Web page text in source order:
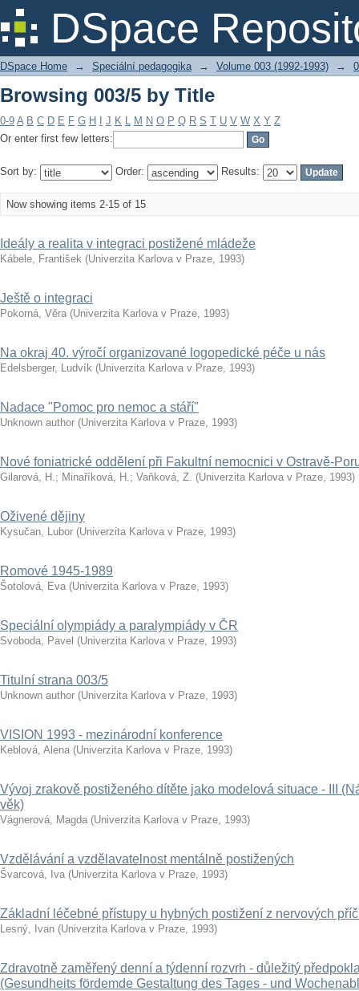
DSpace
Browsing 003/5 by Title
DSpace Home → Speciální pedagogika → Volume 003 (1992-1993) →
Browsing 003/5 by Title
0-9 A B C D E F G H J K L M N O P Q R S T U V W X Y Z
Or enter first few letters:
Sort by: Order: Results:
Now showing items 2-15 of 15
Ideály a realita v integraci postižené mládeže
Kábele, František (Univerzita Karlova v Praze, 1993)
Ještě o integraci
Pokorná, Věra (Univerzita Karlova v Praze, 1993)
Na okraj 40. výročí organizované logopedické péče u nás
Edelsberger, Ludvík (Univerzita Karlova v Praze, 1993)
Nadace "Pomoc pro nemoc a stáří"
Unknown author (Univerzita Karlova v Praze, 1993)
Nové foniatrické oddělení při Fakultní nemocnici v Ostravě-
Gilarová, H.; Minaříková, H.; Vaňková, Z. (Univerzita Karlova v Praze, 1993)
Oživené dějiny
Kysučan, Lubor (Univerzita Karlova v Praze, 1993)
Romové 1945-1989
Šotolová, Eva (Univerzita Karlova v Praze, 1993)
Speciální olympiády a paralympiády v ČR
Svoboda, Pavel (Univerzita Karlova v Praze, 1993)
Titulní strana 003/5
Unknown author (Univerzita Karlova v Praze, 1993)
VISION 1993 - mezinárodní konference
Keblová, Alena (Univerzita Karlova v Praze, 1993)
Vývoj zrakově postiženého dítěte jako modelová situace - III
věk)
Vágnerová, Magda (Univerzita Karlova v Praze, 1993)
Vzdělávání a vzdělavatelnost mentálně postižených
Švarcová, Iva (Univerzita Karlova v Praze, 1993)
Základní léčebné přístupy u hybných postižení z nervových
Lesný, Ivan (Univerzita Karlova v Praze, 1993)
Zdravotně zaměřený denní a týdenní rozvrh - důležitý
(Gesundheits fördemde GestaItung des Tages - und